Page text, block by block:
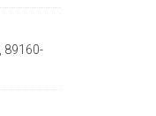
89160-